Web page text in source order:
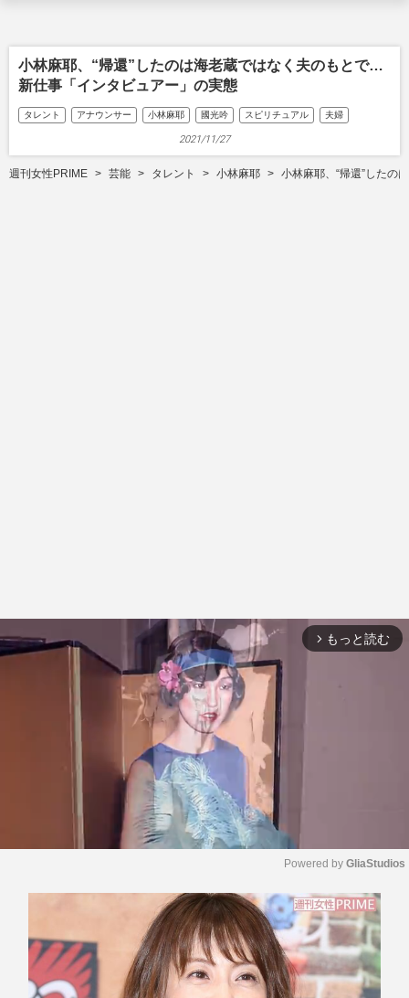
小林麻耶、“帰還”したのは海老蔵ではなく夫のもとで…
新仕事「インタビュアー」の実態
タレント アナウンサー 小林麻耶 國光吟 スピリチュアル 夫婦
2021/11/27
週刊女性PRIME 芸能 タレント 小林麻耶 小林麻耶、“帰還”したの
arrow_forward_ios もっと読む
M
u
e
Powered by GliaStudios